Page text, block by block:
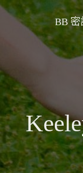
BB 密